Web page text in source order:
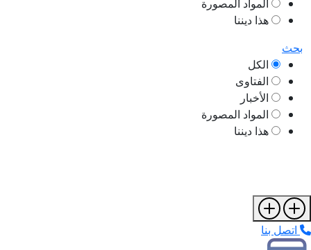
المواد المصورة
هذا ديننا
بحث
الكل
الفتاوى
الأخبار
المواد المصورة
هذا ديننا
اتصل بنا